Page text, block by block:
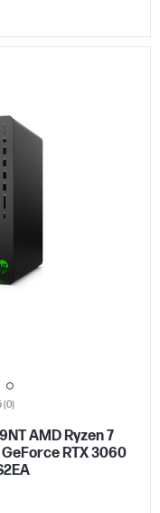
(0)
AMD Ryzen 7
GeForce RTX 3060